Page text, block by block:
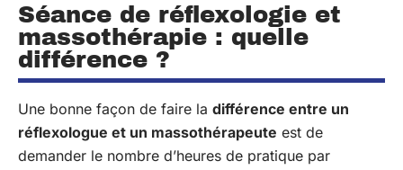
Séance de réflexologie et
massothérapie : quelle
différence ?
Une bonne façon de faire la différence entre un
réflexologue et un massothérapeute est de
demander le nombre d’heures de pratique par